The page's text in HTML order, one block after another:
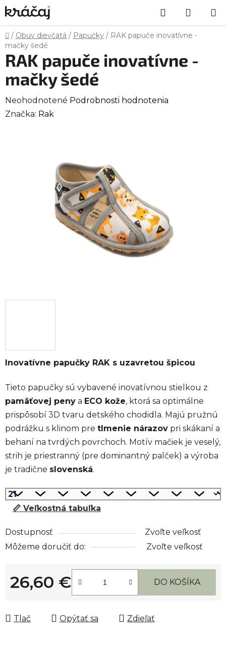
Prejsť
na
obsah
Hľadať
KOŠÍK
Domov
/ Obuv dievčatá / Papučky / RAK papuče inovatívne -
mačky šedé
Inovatívne papučky RAK s uzavretou špicou
Tieto papučky sú vybavené inovatívnou stielkou z
pamäťovej peny a ECO kože, ktorá sa optimálne
prispôsobí 3D tvaru detského chodidla. Majú pružnú
podrážku s klinom pre tlmenie nárazov pri skákaní a
behaní na tvrdých povrchoch. Motív mačiek je veselý,
strih je priestranný (pre dominantný palček) a výroba
je tradične slovenská.
📏 Veľkostná tabuľka
Dostupnosť
Zvoľte veľkosť
Môžeme doručiť do:
Zvoľte veľkosť
26,60 €
Jednotková cena:
DO KOŠÍKA
Tlač Opýtať sa Zdieľať
RAK papuče inovatívne -
mačky šedé
Priemerné
hodnotenie
Neohodnotené Podrobnosti hodnotenia
Značka: Rak